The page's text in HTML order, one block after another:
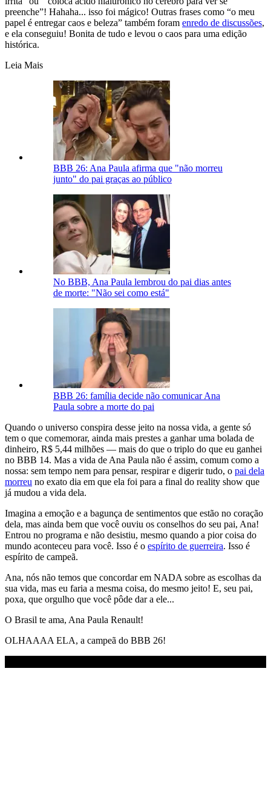
preenche”! Hahaha... isso foi mágico! Outras frases como “o meu
papel é entregar caos e beleza” também foram enredo de discussões,
e ela conseguiu! Bonita de tudo e levou o caos para uma edição
histórica.
Leia Mais
BBB 26: Ana Paula afirma que "não morreu
junto" do pai graças ao público
No BBB, Ana Paula lembrou do pai dias antes
de morte: "Não sei como está"
BBB 26: família decide não comunicar Ana
Paula sobre a morte do pai
Quando o universo conspira desse jeito na nossa vida, a gente só
tem o que comemorar, ainda mais prestes a ganhar uma bolada de
dinheiro, R$ 5,44 milhões — mais do que o triplo do que eu ganhei
no BBB 14. Mas a vida de Ana Paula não é assim, comum como a
nossa: sem tempo nem para pensar, respirar e digerir tudo, o pai dela
morreu no exato dia em que ela foi para a final do reality show que
já mudou a vida dela.
Imagina a emoção e a bagunça de sentimentos que estão no coração
dela, mas ainda bem que você ouviu os conselhos do seu pai, Ana!
Entrou no programa e não desistiu, mesmo quando a pior coisa do
mundo aconteceu para você. Isso é o espírito de guerreira. Isso é
espírito de campeã.
Ana, nós não temos que concordar em NADA sobre as escolhas da
sua vida, mas eu faria a mesma coisa, do mesmo jeito! E, seu pai,
poxa, que orgulho que você pôde dar a ele...
O Brasil te ama, Ana Paula Renault!
OLHAAAA ELA, a campeã do BBB 26!